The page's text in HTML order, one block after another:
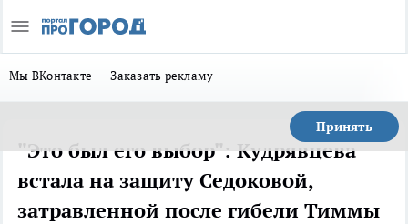
Мы ВКонтакте Заказать рекламу
Принять
"Это был его выбор": Кудрявцева
встала на защиту Седоковой,
затравленной после гибели Тиммы